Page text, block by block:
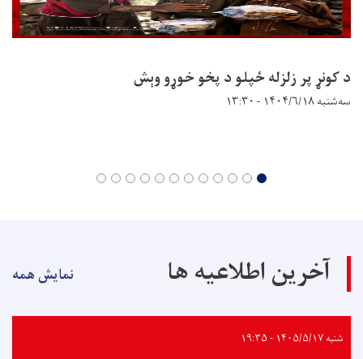
د کونړ پر زلزله ځپلو د پخو خوړو وېش
سه‌شنبه ۱۴۰۴/۶/۱۸ - ۱۳:۳۰
آخرین اطلاعیه ها نمایش همه
شنبه ۱۴۰۵/۵/۱۷ - ۱۹:۳۵